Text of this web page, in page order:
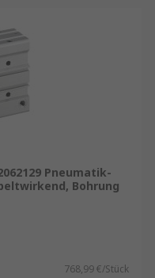
Pneumatik-
Bohrung
768,99 €/Stück